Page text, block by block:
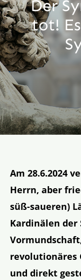
Aktion
Der
tot!
Am 28.6.2024
Herrn, aber
süß-saueren)
Kardinälen der
revolutionäres
und direkt